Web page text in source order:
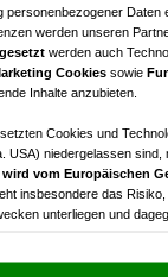
Rendite -
personenbezogener
werden unseren
werden auch
Cookies sowie
Inhalte anzubieten.
Cookies und
USA) niedergelassen
wird vom Europäischen
insbesondere das
unterliegen und